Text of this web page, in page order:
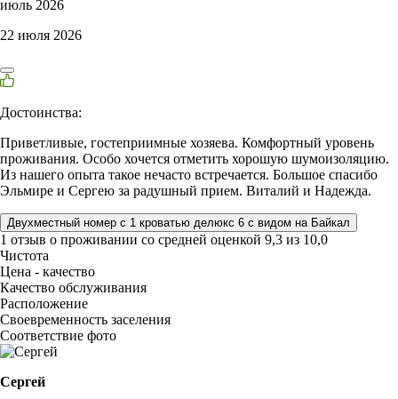
июль 2026
22 июля 2026
Достоинства:
Приветливые, гостеприимные хозяева. Комфортный уровень
проживания. Особо хочется отметить хорошую шумоизоляцию.
Из нашего опыта такое нечасто встречается. Большое спасибо
Эльмире и Сергею за радушный прием. Виталий и Надежда.
Двухместный номер с 1 кроватью делюкс 6 с видом на Байкал
1 отзыв о проживании со средней оценкой 9,3 из 10,0
Чистота
Цена - качество
Качество обслуживания
Расположение
Своевременность заселения
Соответствие фото
Сергей